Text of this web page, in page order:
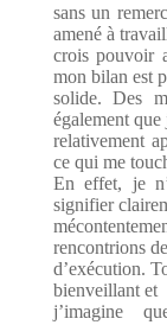
sans un
amené à
crois pouvoir
mon bilan est
solide. Des
également que
relativement
ce qui me
En effet, je
signifier
rencontrions
d’exécution.
bienveillant et
j’imagine